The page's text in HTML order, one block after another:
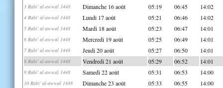
3 Rabi' al-awwal 1448 Dimanche 16 août 05:19 06:45 14:02
4 Rabi' al-awwal 1448 Lundi 17 août 05:21 06:46 14:02
5 Rabi' al-awwal 1448 Mardi 18 août 05:23 06:47 14:01
6 Rabi' al-awwal 1448 Mercredi 19 août 05:25 06:49 14:01
7 Rabi' al-awwal 1448 Jeudi 20 août 05:27 06:50 14:01
8 Rabi' al-awwal 1448 Vendredi 21 août 05:29 06:52 14:01
9 Rabi' al-awwal 1448 Samedi 22 août 05:31 06:53 14:00
10 Rabi' al-awwal 1448 Dimanche 23 août 05:33 06:55 14:00